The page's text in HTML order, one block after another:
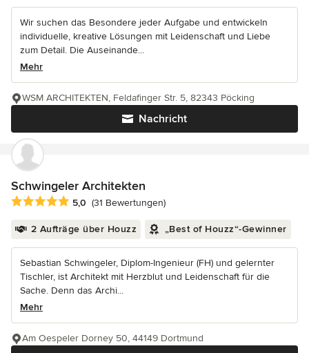
Wir suchen das Besondere jeder Aufgabe und entwickeln
individuelle, kreative Lösungen mit Leidenschaft und Liebe
zum Detail. Die Auseinande...
Mehr
Nachricht
WSM ARCHITEKTEN, Feldafinger Str. 5, 82343 Pöcking
Schwingeler Architekten
Durchschnittliche Bewertung: 5 von 5 Sternen
5,0 (31 Bewertungen)
2 Aufträge über Houzz „Best of Houzz“-Gewinner
Sebastian Schwingeler, Diplom-Ingenieur (FH) und gelernter
Tischler, ist Architekt mit Herzblut und Leidenschaft für die
Sache. Denn das Archi...
Mehr
Am Oespeler Dorney 50, 44149 Dortmund